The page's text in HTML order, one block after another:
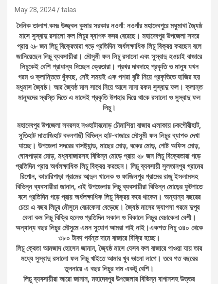
May 28, 2024 talas
দৈনিক তালাশ.কমঃ উজ্জ্বল কুমার সরকার নওগাঁ: নওগাঁর মহাদেবপুরে মধুমাখা জ্যৈষ্ঠ
মাসে সুস্বাদু রসালো ফল লিচুর ব্যাপক কদর বেরেছে। মহাদেবপুর উপজেলা সদরে
প্রায় ২৮ জন লিচু বিক্রেতারা গড়ে প্রতিদিন অর্ধলক্ষাধিক লিচু বিক্রয় করছেন বলে
জানিয়েছেন লিচু ব্যবসায়ীরা। মৌসুমী ফল লিচু রসালো এবং সুস্বাদু হওয়াই বাজারে
লিচুকেই বেশি প্রাধান্য দিচ্ছেন ক্রেতারা। প্রখর দাবদাহে প্রকৃতি ও মানুষ যখন
গরম ও ক্লান্তিতে ধুঁকছে, সেই সময়ই এক পশরা বৃষ্টি নিয়ে প্রকৃতিতে হাজির হয়
মধুমাস জ্যৈষ্ঠ। আর জ্যৈষ্ঠ মাস সাথে নিয়ে আসে নানা রকম সুস্বাদু ফল। ক্লান্ত
মানুষদের স্বস্তি দিতে এ মাসেই প্রকৃতি উপহার দিয়ে থাকে রসালো ও সুস্বাদু ফল
লিচু।
মহাদেবপুর উপজেলা সদরসহ নওহাটারমোড় চৌমাশিয়া বাজার এলাকায় চকগৌরীহাট,
সুতিহাট মাতাজিহাট বদলগাছী বিভিন্ন হাট-বাজারে মৌসুমী ফল লিচুর ব্যাপক দেখা
যাচ্ছে। উপজেলা সদরের বাসষ্ট্যান্ড, মাছের মোড়, বকের মোড়, পোষ্ট অফিস মোড়,
ঘোষপাড়ার মোড়, মধ্যবাজারসহ বিভিন্ন মোড়ে প্রায় ২৮ জন লিচু বিক্রেতারা গড়ে
প্রতিদিন প্রায় অর্ধলক্ষাধিক লিচু বিক্রয় করছেন। লিচু ব্যবসায়ী সুলতানপুর গ্রামের
রিপোন, কাচারিপাড়া গ্রামের আব্দুল খালেক ও ফাজিলপুর গ্রামের রাজু ইসলামসহ
বিভিন্ন ব্যবসায়ীরা জানান, এই উপজেলায় লিচু ব্যবসায়ীরা বিভিন্ন মোড়ের ফুটপাতে
বসে প্রতিদিন গড়ে প্রায় অর্ধলক্ষাধিক লিচু বিক্রয় করে থাকেন। অন্যান্য বছরের
চেয়ে এ বছর লিচুর মৌসুমে বেচাকেনা বেড়েছে। জ্যৈষ্ঠ মাসের ভ্যাপসা গরমে দুপুর
বেলা কম লিচু বিক্রি হলেও প্রতিদিন সকাল ও বিকালে লিচুর বেচাকেনা বেশী।
অন্যান্য বছর লিচুর মৌসুমে এমন সুযোগ আমরা পাই নাই।একশত লিচু ৩৪০ থেকে
৩৮০ টাকা পর্যন্ত দামে বাজারে বিক্রি হচ্ছে।
লিচু ক্রেতা আমজাদ হোসেন জানান, জ্যৈষ্ঠ মাসে যেসব ফল বাজারে পাওয়া যায় তার
মধ্যে সুস্বাদু রসালো ফল লিচু খাইতে আমার খুব ভালো লাগে। তবে গত বছরের
তুলনায়ে এ বছর লিচুর দাম একটু বেশি।
লিচু ব্যবসায়ীরা আরো জানান, মহাদেবপুর উপজেলার বিভিন্ন বাগানসহ উত্তর